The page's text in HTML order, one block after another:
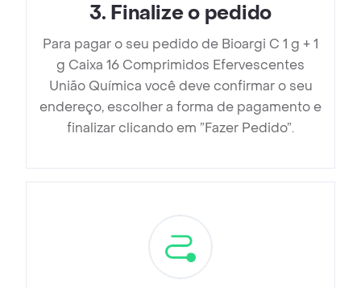
3. Finalize o pedido
Para pagar o seu pedido de Bioargi C 1 g + 1
g Caixa 16 Comprimidos Efervescentes
União Química você deve confirmar o seu
endereço, escolher a forma de pagamento e
finalizar clicando em ”Fazer Pedido”.